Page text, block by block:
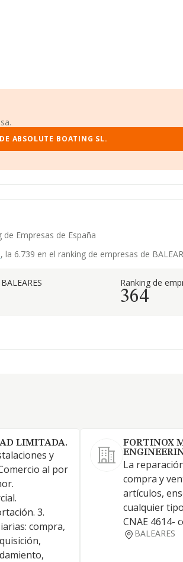
ABSOLUTE BOATING SL.
Empresas de España
, la 6.739 en el ranking de empresas de
Ranking de
364
LIMITADA.
y
al por
3.
compra,
FORTINOX
La
compra y
artículos,
cualquier
CNAE 4614-
BALEARES